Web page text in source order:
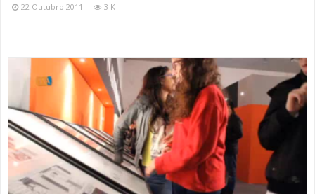
22 Outubro 2011 3 K